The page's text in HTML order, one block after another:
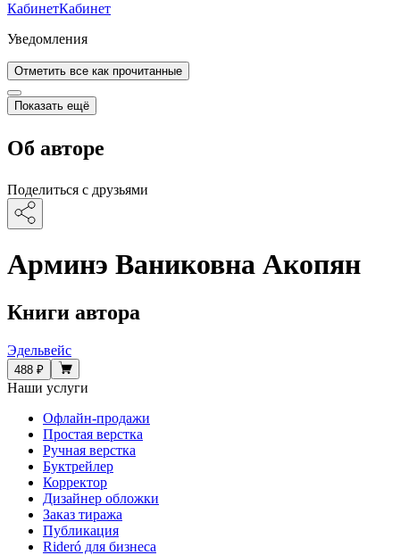
КабинетКабинет
Уведомления
Отметить все как прочитанные
Показать ещё
Об авторе
Поделиться с друзьями
Арминэ Ваниковна Акопян
Книги автора
Эдельвейс
488 ₽
Наши услуги
Офлайн-продажи
Простая верстка
Ручная верстка
Буктрейлер
Корректор
Дизайнер обложки
Заказ тиража
Публикация
Rideró для бизнеса